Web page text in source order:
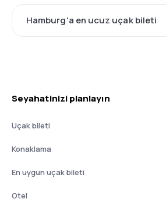
Hamburg'a en ucuz uçak bileti
Seyahatinizi planlayın
Uçak bileti
Konaklama
En uygun uçak bileti
Otel